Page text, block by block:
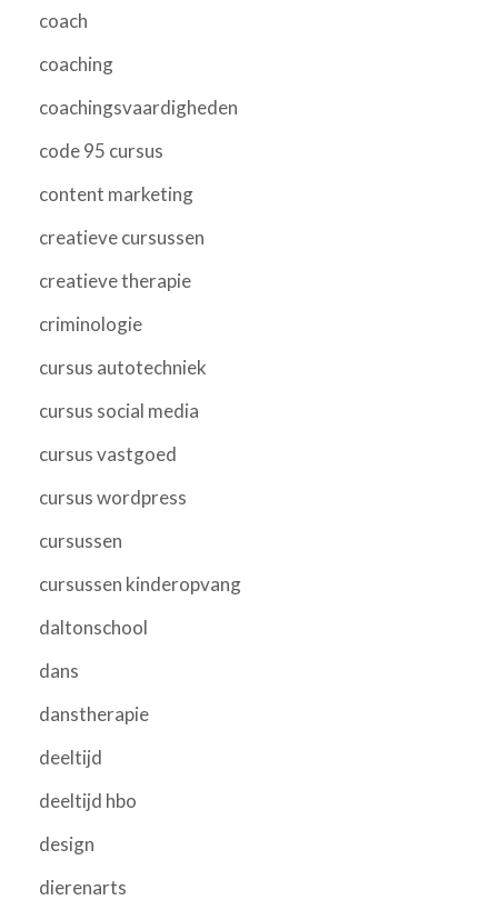
coach
coaching
coachingsvaardigheden
code 95 cursus
content marketing
creatieve cursussen
creatieve therapie
criminologie
cursus autotechniek
cursus social media
cursus vastgoed
cursus wordpress
cursussen
cursussen kinderopvang
daltonschool
dans
danstherapie
deeltijd
deeltijd hbo
design
dierenarts